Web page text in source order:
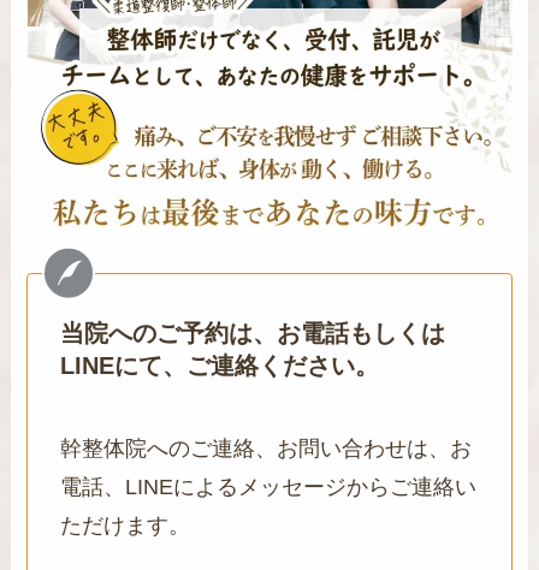
当院へのご予約は、お電話もしくは
LINEにて、ご連絡ください。
幹整体院へのご連絡、お問い合わせは、お
電話、LINEによるメッセージからご連絡い
ただけます。